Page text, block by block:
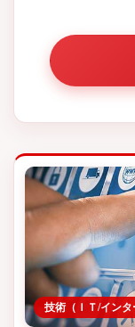
技術（ＩＴ/インタ